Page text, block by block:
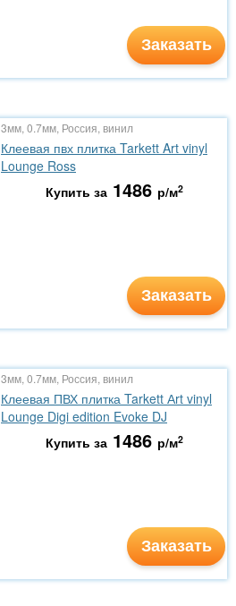
Заказать
3мм, 0.7мм, Россия, винил
Клеевая пвх плитка Tarkett Art vinyl
Lounge Ross
Купить за 1486 р/м2
Заказать
3мм, 0.7мм, Россия, винил
Клеевая ПВХ плитка Tarkett Аrt vinyl
Lounge Digi edition Evoke DJ
Купить за 1486 р/м2
Заказать